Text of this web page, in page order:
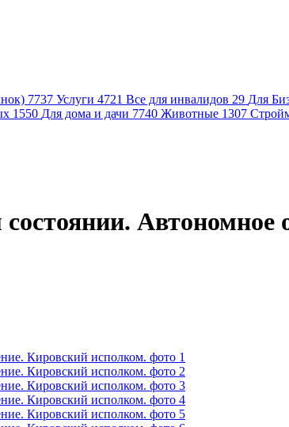
7737 Услуги 4721 Все для инвалидов 29 Для
1550 Для дома и дачи 7740 Животные 1307